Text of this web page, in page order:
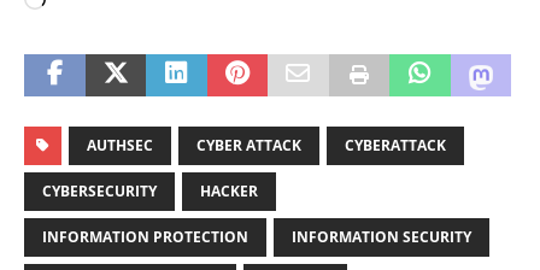
AUTHSEC CYBER ATTACK CYBERATTACK
CYBERSECURITY HACKER
INFORMATION PROTECTION INFORMATION SECURITY